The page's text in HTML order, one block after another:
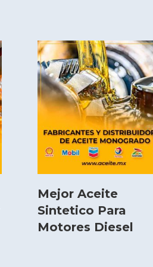
Mejor Aceite
Sintetico Para
Motores Diesel